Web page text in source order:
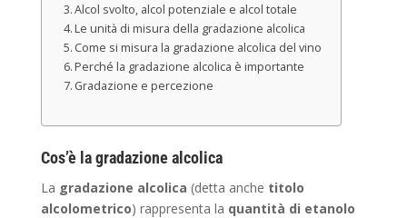
Alcol svolto, alcol potenziale e alcol totale
Le unità di misura della gradazione alcolica
Come si misura la gradazione alcolica del vino
Perché la gradazione alcolica è importante
Gradazione e percezione
Cos’è la gradazione alcolica
La gradazione alcolica (detta anche titolo
alcolometrico) rappresenta la quantità di etanolo